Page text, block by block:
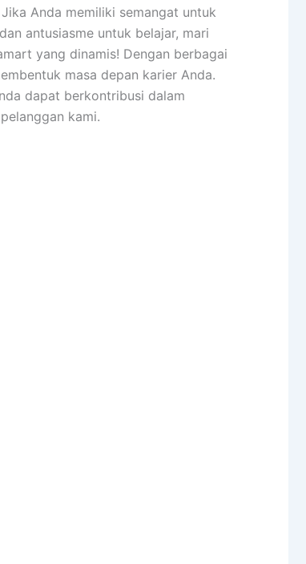
Anda memiliki semangat untuk
antusiasme untuk belajar, mari
yang dinamis! Dengan berbagai
masa depan karier Anda.
dapat berkontribusi dalam
kami.